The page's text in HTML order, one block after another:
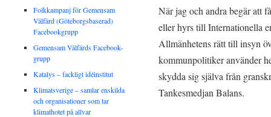
När jag och andra begär att
eller hyrs till Internationella
Allmänhetens rätt till insyn
kommunpolitiker använder
skydda sig själva från
Tankesmedjan Balans.
Folkkampanj för Gemensam
Välfärd (Göteborgsbaserad)
Facebookgrupp
Gemensam Välfärds Facebook-
grupp
Katalys – fackligt idéinstitut
Klimatsverige – samlar enskilda
och organisationer som tar
klimathotet på allvar